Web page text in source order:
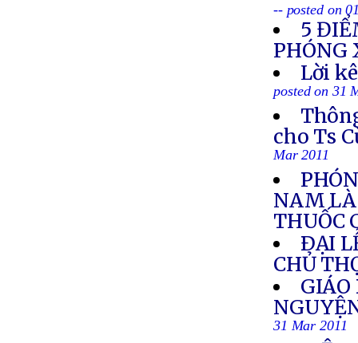
-- posted on
5
PHÓNG
Lời
posted on 31
cho Ts
Mar 2011
NAM LÀ
THUỐC
ÐẠI
CHỦ
GIÁO
31 Mar 2011